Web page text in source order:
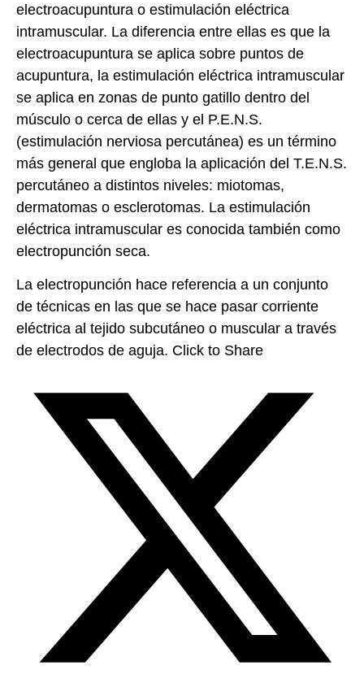
electroacupuntura o estimulación eléctrica
intramuscular. La diferencia entre ellas es que la
electroacupuntura se aplica sobre puntos de
acupuntura, la estimulación eléctrica intramuscular
se aplica en zonas de punto gatillo dentro del
músculo o cerca de ellas y el P.E.N.S.
(estimulación nerviosa percutánea) es un término
más general que engloba la aplicación del T.E.N.S.
percutáneo a distintos niveles: miotomas,
dermatomas o esclerotomas. La estimulación
eléctrica intramuscular es conocida también como
electropunción seca.
La electropunción hace referencia a un conjunto
de técnicas en las que se hace pasar corriente
eléctrica al tejido subcutáneo o muscular a través
de electrodos de aguja. Click to Share